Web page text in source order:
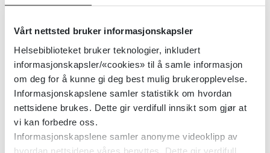
Vårt nettsted bruker informasjonskapsler
Helsebiblioteket bruker teknologier, inkludert
informasjonskapsler/«cookies» til å samle informasjon
om deg for å kunne gi deg best mulig brukeropplevelse.
Informasjonskapslene samler statistikk om hvordan
nettsidene brukes. Dette gir verdifull innsikt som gjør at
vi kan forbedre oss.
Informasjonskapslene samler anonyme videoklipp av
hvordan nettsidene våres benyttes. Dette gir verdifull
individuelle tilpasningen som må gjøres
for hvert enkelt barn som mottar EIBI.
Typisk utvikling er retningsgivende for
målvalg. I tillegg vil barnets læringsstil
være utgangspunktet for valg av
opplæringsmetoder og -arena. I
fagprosedyren finnes en oversikt over
aktuelle kartleggingsverktøy som kan